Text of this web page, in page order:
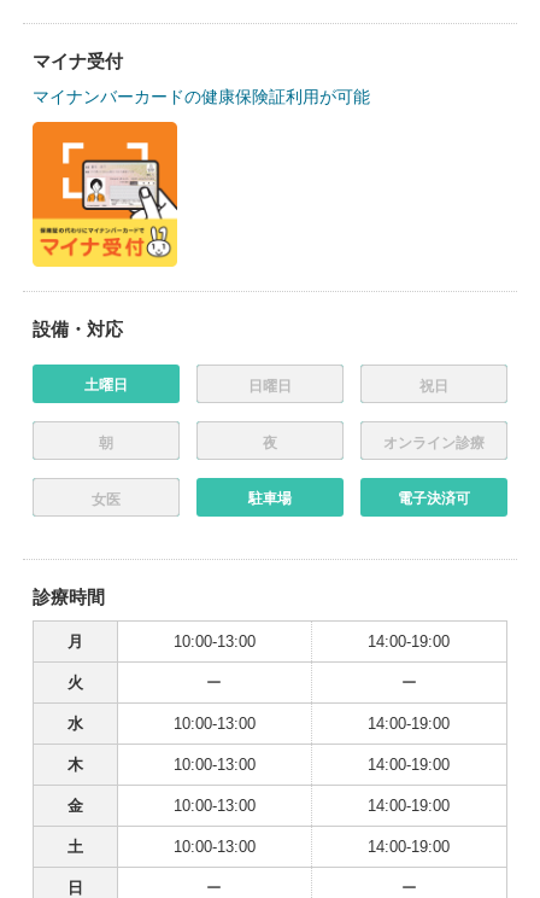
マイナ受付
マイナンバーカードの健康保険証利用が可能
設備・対応
土曜日 日曜日 祝日
朝 夜 オンライン診療
女医 駐車場 電子決済可
診療時間
月 10:00-13:00 14:00-19:00
火 ー ー
水 10:00-13:00 14:00-19:00
木 10:00-13:00 14:00-19:00
金 10:00-13:00 14:00-19:00
土 10:00-13:00 14:00-19:00
日 ー ー